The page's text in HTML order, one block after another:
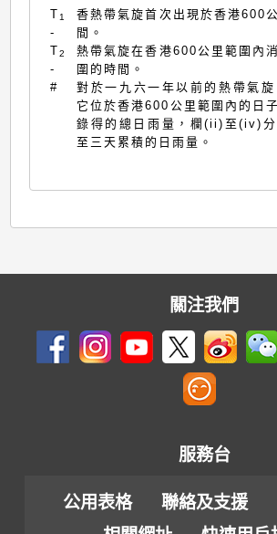
T 1
-
香熱帶氣旋首次出現於香港600
間。
T2
-
熱帶氣旋在香港600公里範圍內
圍的時間。
#
對於一九六一年以前的熱帶氣
它位於香港600公里範圍內的日
錄得的總日雨量，欄(ii)至(iv)分
至三天累積的日雨量。
關注我們
服務台
公用表格 聯絡及支援